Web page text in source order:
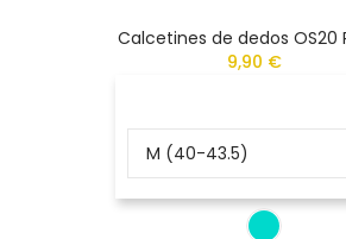
Calcetines de dedos OS20
9,90 €